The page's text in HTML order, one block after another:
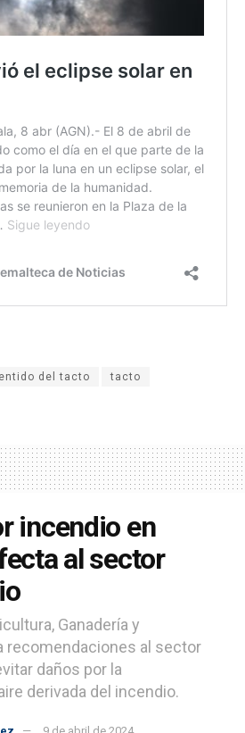
del tacto tacto
incendio en
al sector
Ganadería y
recomendaciones al sector
daños por la
derivada del incendio.